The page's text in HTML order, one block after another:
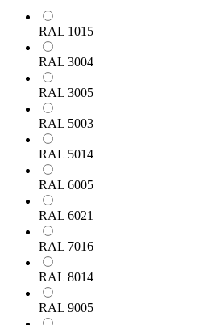
RAL 1015
RAL 3004
RAL 3005
RAL 5003
RAL 5014
RAL 6005
RAL 6021
RAL 7016
RAL 8014
RAL 9005